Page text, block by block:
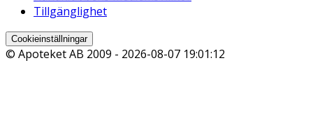
Tillgänglighet
Cookieinställningar
© Apoteket AB 2009 - 2026-08-07 19:01:12